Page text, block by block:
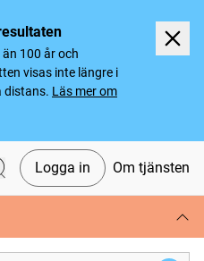
100 år och
visas inte längre i
distans. Läs mer om
Logga in Om tjänsten